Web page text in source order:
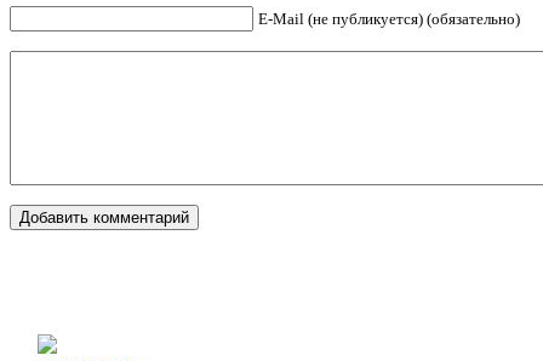
E-Mail (не публикуется) (обязательно)